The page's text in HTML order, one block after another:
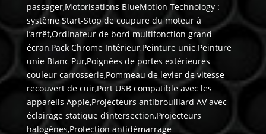
passager,Motorisations BlueMotion Technology :
système Start-Stop de coupure du moteur à
l’arrêt,Ordinateur de bord multifonction grand
écran,Pack Chrome Intérieur,Peinture unie,Peinture
unie Blanc Pur,Poignées de portes extérieures
couleur carrosserie,Pommeau de levier de vitesse
recouvert de cuir,Port USB compatible avec les
appareils Apple,Projecteurs antibrouillard AV avec
éclairage statique d’intersection,Projecteurs
halogènes,Protection antidémarrage